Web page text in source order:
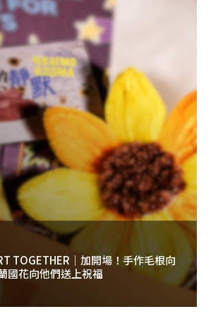
TOGETHER｜加開場！手作毛根向
國花向他們送上祝福